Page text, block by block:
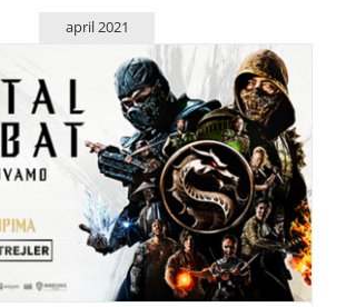
april 2021
akcija „Mortal Kombat“ od 08. aprila u
bioskopima
Život i zabava